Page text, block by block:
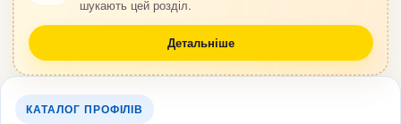
шукають цей розділ.
Детальніше
КАТАЛОГ ПРОФІЛІВ